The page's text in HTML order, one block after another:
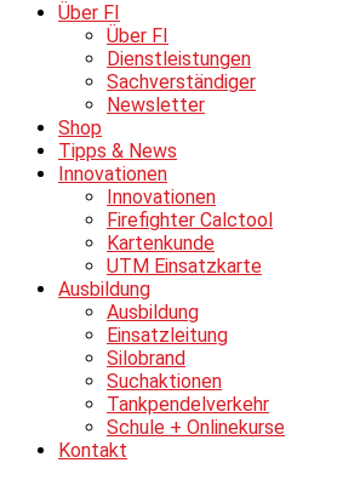
Über FI
Über FI
Dienstleistungen
Sachverständiger
Newsletter
Shop
Tipps & News
Innovationen
Innovationen
Firefighter Calctool
Kartenkunde
UTM Einsatzkarte
Ausbildung
Ausbildung
Einsatzleitung
Silobrand
Suchaktionen
Tankpendelverkehr
Schule + Onlinekurse
Kontakt